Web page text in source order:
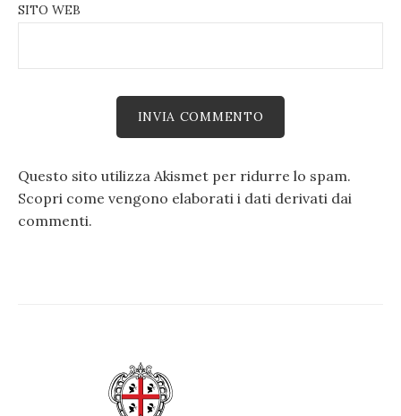
SITO WEB
Questo sito utilizza Akismet per ridurre lo spam.
Scopri come vengono elaborati i dati derivati dai
commenti.